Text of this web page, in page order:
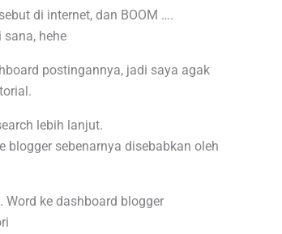
di internet, dan BOOM ….
hehe
postingannya, jadi saya agak
lebih lanjut.
sebenarnya disebabkan oleh
ke dashboard blogger